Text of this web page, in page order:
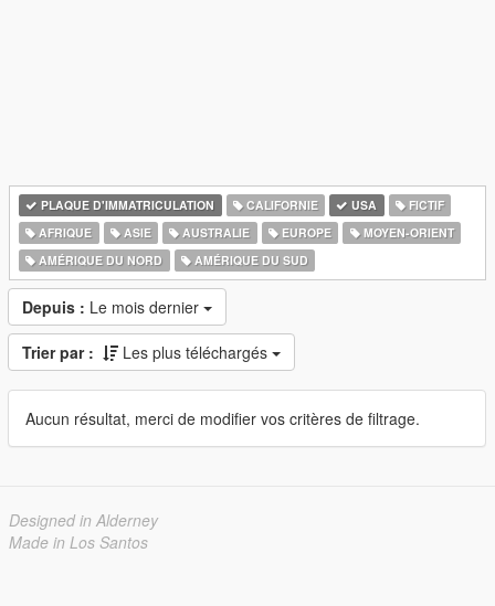
PLAQUE D'IMMATRICULATION CALIFORNIE USA
FICTIF
AFRIQUE
ASIE AUSTRALIE EUROPE
MOYEN-ORIENT
AMÉRIQUE DU NORD
AMÉRIQUE DU SUD
Depuis : Le mois dernier
Trier par : Les plus téléchargés
Aucun résultat, merci de modifier vos critères de filtrage.
Designed in Alderney
Made in Los Santos